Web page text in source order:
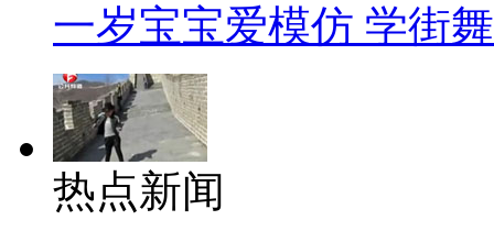
一岁宝宝爱模仿 学街
热点新闻